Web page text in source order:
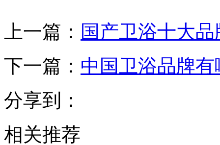
上一篇： 国产卫浴十大
下一篇： 中国卫浴品牌
分享到：
相关推荐